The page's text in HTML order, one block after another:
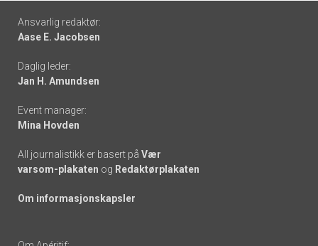
Footer
-
links
Ansvarlig redaktør:
Aase E. Jacobsen
Daglig leder:
Jan H. Amundsen
Event manager:
Mina Hovden
All journalistikk er basert på Vær
varsom-plakaten og Redaktørplakaten
Om informasjonskapsler